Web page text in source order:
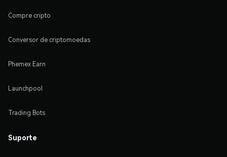
Compre cripto
Conversor de criptomoedas
Phemex Earn
Launchpool
Trading Bots
Suporte